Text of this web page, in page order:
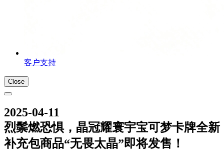
客户支持
Close
2025-04-11
烈鬃燃恐惧，晶冠耀寰宇宝可梦卡牌全新
补充包商品“无畏太晶”即将发售！